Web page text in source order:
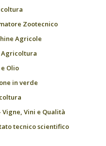
Zootecnico
Agricole
Agricoltura
Olio
in verde
Vigne, Vini e Qualità
tecnico scientifico